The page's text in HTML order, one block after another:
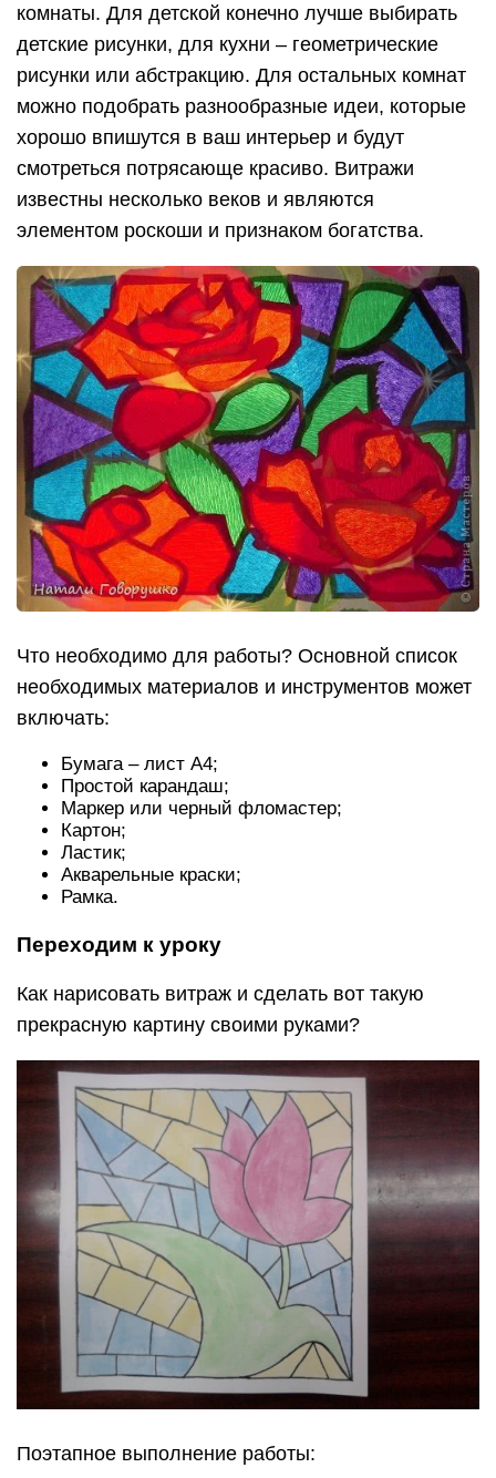
комнаты. Для детской конечно лучше выбирать
детские рисунки, для кухни – геометрические
рисунки или абстракцию. Для остальных комнат
можно подобрать разнообразные идеи, которые
хорошо впишутся в ваш интерьер и будут
смотреться потрясающе красиво. Витражи
известны несколько веков и являются
элементом роскоши и признаком богатства.
Что необходимо для работы? Основной список
необходимых материалов и инструментов может
включать:
Бумага – лист А4;
Простой карандаш;
Маркер или черный фломастер;
Картон;
Ластик;
Акварельные краски;
Рамка.
Переходим к уроку
Как нарисовать витраж и сделать вот такую
прекрасную картину своими руками?
Поэтапное выполнение работы: